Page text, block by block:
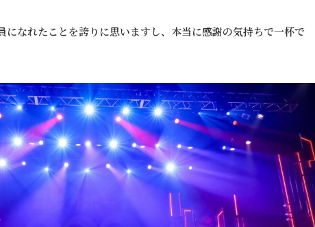
になれたことを誇りに思いますし、本当に感謝の気持ちで一杯で